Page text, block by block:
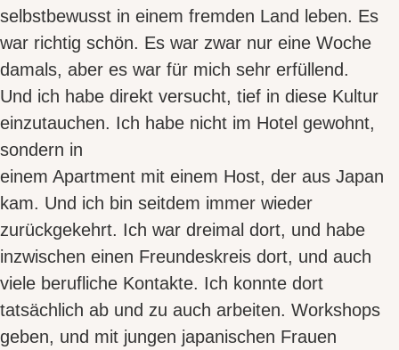
selbstbewusst in einem fremden Land leben. Es
war richtig schön. Es war zwar nur eine Woche
damals, aber es war für mich sehr erfüllend.
Und ich habe direkt versucht, tief in diese Kultur
einzutauchen. Ich habe nicht im Hotel gewohnt,
sondern in
einem Apartment mit einem Host, der aus Japan
kam. Und ich bin seitdem immer wieder
zurückgekehrt. Ich war dreimal dort, und habe
inzwischen einen Freundeskreis dort, und auch
viele berufliche Kontakte. Ich konnte dort
tatsächlich ab und zu auch arbeiten. Workshops
geben, und mit jungen japanischen Frauen